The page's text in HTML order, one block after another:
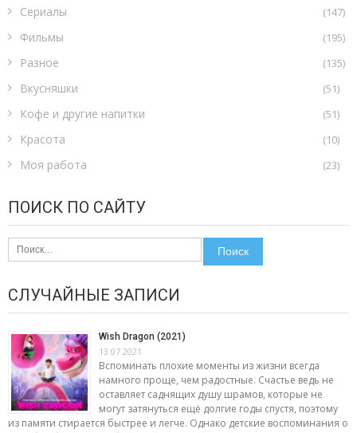
Сериалы (147)
Фильмы (195)
Разное (135)
Вкусняшки (51)
Кофе и другие напитки (51)
Красота (10)
Моя работа (23)
ПОИСК ПО САЙТУ
Найти:
СЛУЧАЙНЫЕ ЗАПИСИ
Wish Dragon (2021)
13.07.2021
Вспоминать плохие моменты из жизни всегда
намного проще, чем радостные. Счастье ведь не
оставляет саднящих душу шрамов, которые не
могут затянуться ещё долгие годы спустя, поэтому
из памяти стирается быстрее и легче. Однако детские воспоминания о